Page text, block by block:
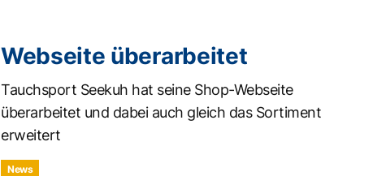
Webseite überarbeitet
Tauchsport Seekuh hat seine Shop-Webseite
überarbeitet und dabei auch gleich das Sortiment
erweitert
News